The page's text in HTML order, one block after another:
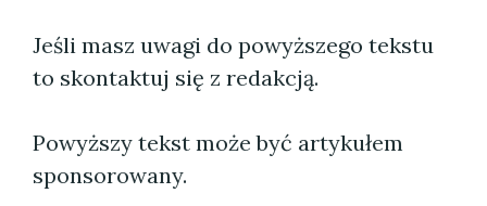
Jeśli masz uwagi do powyższego tekstu
to skontaktuj się z redakcją.
Powyższy tekst może być artykułem
sponsorowany.